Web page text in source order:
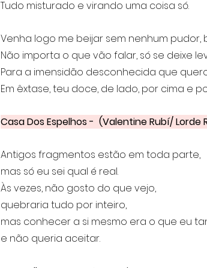
Tudo misturado e virando uma coisa só.
Venha logo me beijar sem nenhum pudor,
Não importa o que vão falar, só se deixe
Para a imensidão desconhecida que
Em êxtase, teu doce, de lado, por cima e
Casa Dos Espelhos -  (Valentine Rubí/
Antigos fragmentos estão em toda parte,
mas só eu sei qual é real.
Às vezes, não gosto do que vejo,
quebraria tudo por inteiro,
mas conhecer a si mesmo era o que eu
e não queria aceitar.